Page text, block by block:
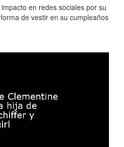
en redes sociales por su
de vestir en su cumpleaños